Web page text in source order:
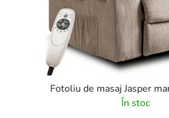
Fotoliu de masaj Jasper
În stoc